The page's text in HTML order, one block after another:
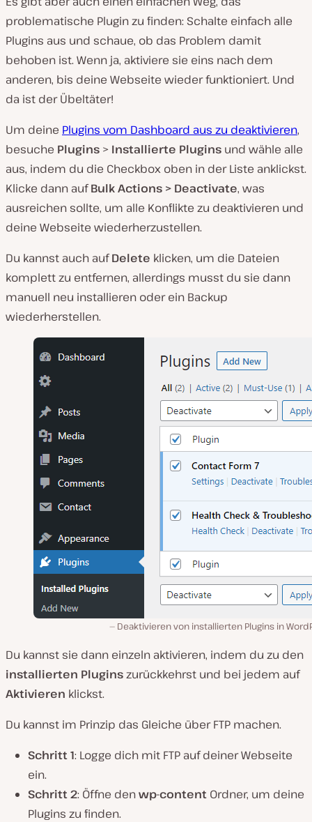
problematische Plugin zu finden: Schalte einfach alle
Plugins aus und schaue, ob das Problem damit
behoben ist. Wenn ja, aktiviere sie eins nach dem
anderen, bis deine Webseite wieder funktioniert. Und
da ist der Übeltäter!
Um deine Plugins vom Dashboard aus zu deaktivieren,
besuche Plugins > Installierte Plugins und wähle alle
aus, indem du die Checkbox oben in der Liste anklickst.
Klicke dann aufBulk Actions > Deactivate, was
ausreichen sollte, um alle Konflikte zu deaktivieren und
deine Webseite wiederherzustellen.
Du kannst auch aufDelete klicken, um die Dateien
komplett zu entfernen, allerdings musst du sie dann
manuell neu installieren oder ein Backup
wiederherstellen.
Deaktivieren von installierten Plugins in
Du kannst sie dann einzeln aktivieren, indem du zu den
installierten Pluginszurückkehrst und bei jedem auf
Aktivieren klickst.
Du kannst im Prinzip das Gleiche über FTP machen.
Schritt 1: Logge dich mit FTP auf deiner Webseite
ein.
Schritt 2: Öffne denwp-content Ordner, um deine
Plugins zu finden.